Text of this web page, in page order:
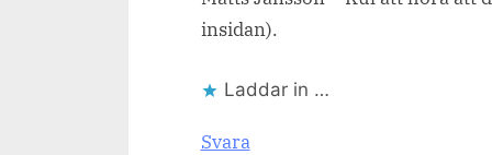
insidan).
Laddar in …
Svara